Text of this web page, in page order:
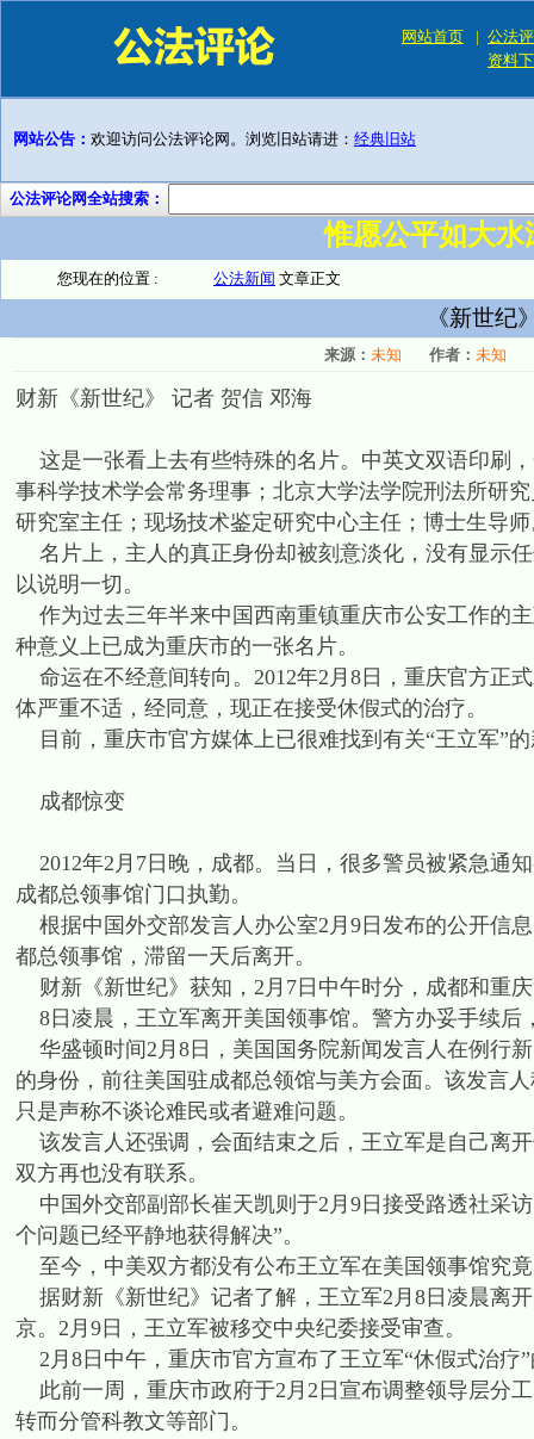
网站首页 | 公法
资料
网站公告： 欢迎访问公法评论网。浏览旧站请进： 经典旧站
公法评论网全站搜索：
惟愿公平如大
您现在的位置 : 公法新闻 文章正文
《新世纪
来源： 未知 作者： 未知
财新《新世纪》 记者 贺信 邓海
这是一张看上去有些特殊的名片。中英文双语印刷
事科学技术学会常务理事；北京大学法学院刑法所研
研究室主任；现场技术鉴定研究中心主任；博士生导师
名片上，主人的真正身份却被刻意淡化，没有显示
以说明一切。
作为过去三年半来中国西南重镇重庆市公安工作的
种意义上已成为重庆市的一张名片。
命运在不经意间转向。2012年2月8日，重庆官方正
体严重不适，经同意，现正在接受休假式的治疗。
目前，重庆市官方媒体上已很难找到有关“王立军”
成都惊变
2012年2月7日晚，成都。当日，很多警员被紧急通
成都总领事馆门口执勤。
根据中国外交部发言人办公室2月9日发布的公开信
都总领事馆，滞留一天后离开。
财新《新世纪》获知，2月7日中午时分，成都和重
8日凌晨，王立军离开美国领事馆。警方办妥手续后
华盛顿时间2月8日，美国国务院新闻发言人在例行
的身份，前往美国驻成都总领馆与美方会面。该发言
只是声称不谈论难民或者避难问题。
该发言人还强调，会面结束之后，王立军是自己离
双方再也没有联系。
中国外交部副部长崔天凯则于2月9日接受路透社采
个问题已经平静地获得解决”。
至今，中美双方都没有公布王立军在美国领事馆究
据财新《新世纪》记者了解，王立军2月8日凌晨离
京。2月9日，王立军被移交中央纪委接受审查。
2月8日中午，重庆市官方宣布了王立军“休假式治疗
此前一周，重庆市政府于2月2日宣布调整领导层分
转而分管科教文等部门。